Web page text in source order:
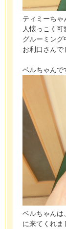
ティミーちゃ
人懐っこく可
グルーミング
お利口さん
ベルちゃん
ベルちゃんは
に来てくれま